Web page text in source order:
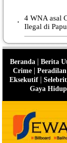
•
4 WNA asal
Ilegal di
Beranda| Berita
Crime | Peradilan
Eksekutif|
Gaya Hidup